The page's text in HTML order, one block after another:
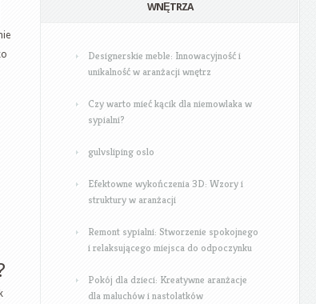
WNĘTRZA
Designerskie meble: Innowacyjność i
unikalność w aranżacji wnętrz
Czy warto mieć kącik dla niemowlaka w
sypialni?
gulvsliping oslo
Efektowne wykończenia 3D: Wzory i
struktury w aranżacji
Remont sypialni: Stworzenie spokojnego
i relaksującego miejsca do odpoczynku
Pokój dla dzieci: Kreatywne aranżacje
dla maluchów i nastolatków